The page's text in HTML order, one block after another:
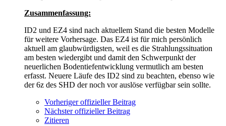
Zusammenfassung:
ID2 und EZ4 sind nach aktuellem Stand die besten Modelle
für weitere Vorhersage. Das EZ4 ist für mich persönlich
aktuell am glaubwürdigsten, weil es die Strahlungssituation
am besten wiedergibt und damit den Schwerpunkt der
neuerlichen Bodentiefentwicklung vermutlich am besten
erfasst. Neuere Läufe des ID2 sind zu beachten, ebenso wie
der 6z des SHD der noch vor auslöse verfügbar sein sollte.
Vorheriger offizieller Beitrag
Nächster offizieller Beitrag
Zitieren